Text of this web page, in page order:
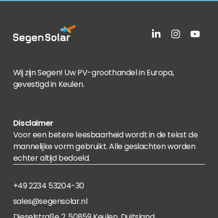
Wij zijn Segen! Uw PV-groothandel in Europa,
gevestigd in Keulen.
Disclaimer
Voor een betere leesbaarheid wordt in de tekst de
mannelijke vorm gebruikt. Alle geslachten worden
echter altijd bedoeld.
+49 2234 53204-30
sales@segensolar.nl